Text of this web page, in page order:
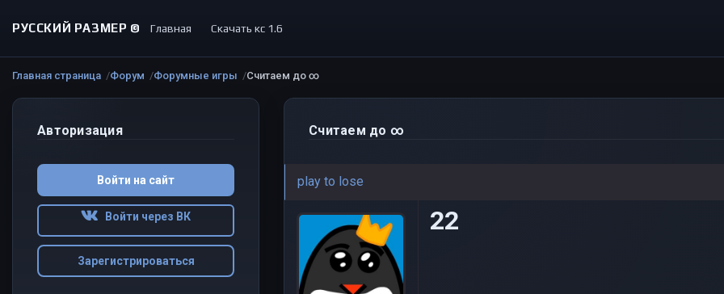
РУССКИЙ РАЗМЕР © Главная Скачать кс 1.6
Главная страница Форум Форумные игры Считаем до ∞
Считаем до ∞
play to lose
22
Авторизация
Войти на сайт
Войти через ВК
Зарегистрироваться